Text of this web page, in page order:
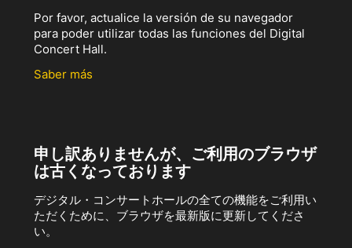
Por favor, actualice la versión de su navegador
para poder utilizar todas las funciones del Digital
Concert Hall.
Saber más
申し訳ありませんが、ご利用のブラウザ
は古くなっております
デジタル・コンサートホールの全ての機能をご利用い
ただくために、ブラウザを最新版に更新してくださ
い。